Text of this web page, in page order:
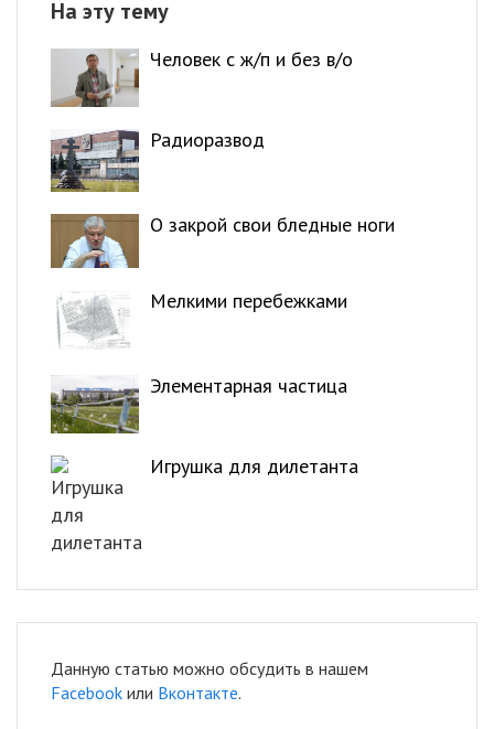
На эту тему
Человек с ж/п и без в/о
Радиоразвод
О закрой свои бледные ноги
Мелкими перебежками
Элементарная частица
Игрушка для дилетанта
Данную статью можно обсудить в нашем
Facebook или Вконтакте.